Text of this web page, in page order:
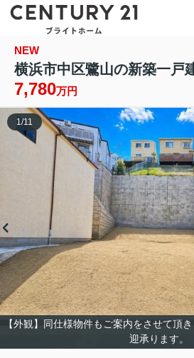
NEW
横浜市中区鷺山の新築一戸
7,780万円
【外観】同仕様物件もご案内をさせて頂
迎承ります。
1/11